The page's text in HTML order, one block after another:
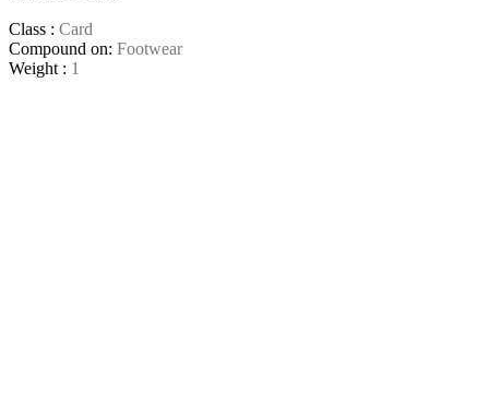
Class : Card
Compound on: Footwear
Weight : 1